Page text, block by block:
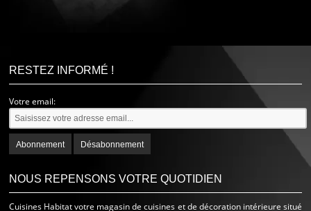
RESTEZ INFORMÉ !
Votre email:
NOUS REPENSONS VOTRE QUOTIDIEN
Cuisines Habitat votre magasin de cuisines et de décoration intérieure situé